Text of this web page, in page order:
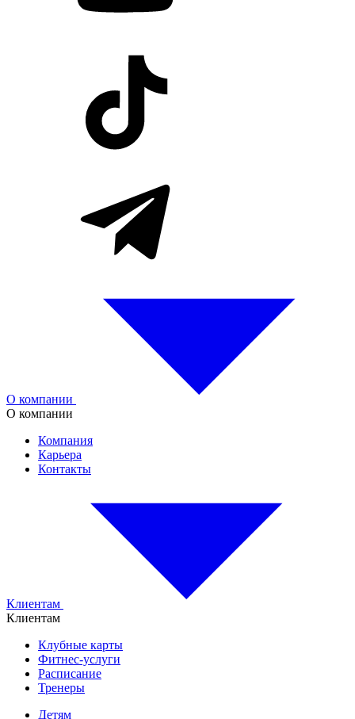
О компании
О компании
Компания
Карьера
Контакты
Клиентам
Клиентам
Клубные карты
Фитнес-услуги
Расписание
Тренеры
Детям